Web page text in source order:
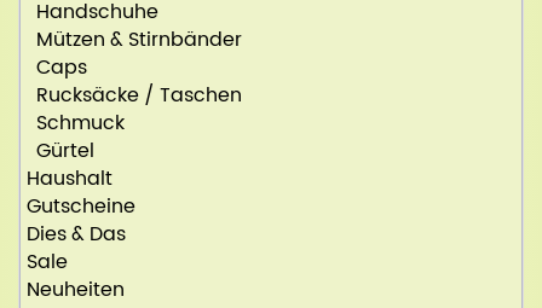
Handschuhe
Mützen & Stirnbänder
Caps
Rucksäcke / Taschen
Schmuck
Gürtel
Haushalt
Gutscheine
Dies & Das
Sale
Neuheiten